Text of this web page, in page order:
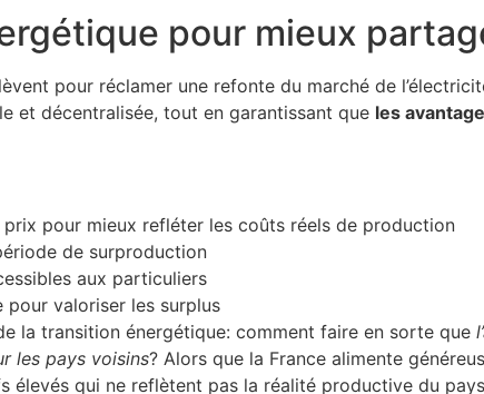
pour mieux
pour réclamer une refonte du marché de
et décentralisée, tout en garantissant que les
pour mieux refléter les coûts réels de production
de surproduction
aux particuliers
valoriser les surplus
la transition énergétique: comment faire en sorte que
les pays voisins? Alors que la France alimente
élevés qui ne reflètent pas la réalité productive du